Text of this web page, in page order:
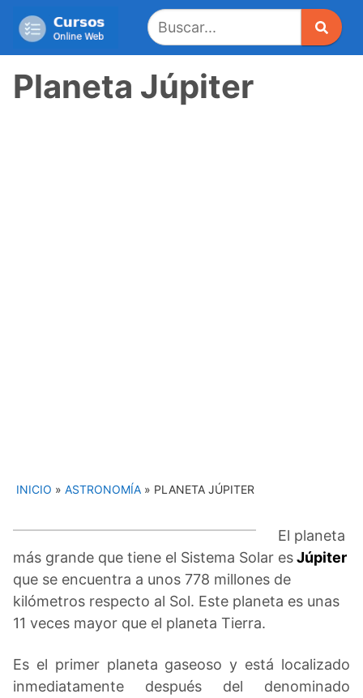
Planeta Júpiter
INICIO » ASTRONOMÍA » PLANETA JÚPITER
El planeta
más grande que tiene el Sistema Solar esJúpiter
que se encuentra a unos 778 millones de
kilómetros respecto al Sol. Este planeta es unas
11 veces mayor que el planeta Tierra.
Es el primer planeta gaseoso y está localizado
inmediatamente después del denominado